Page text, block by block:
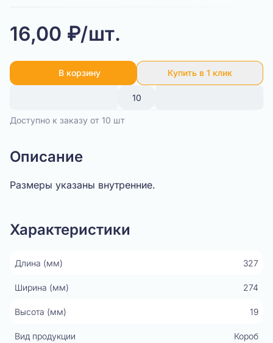
16,00 ₽/шт.
В корзину Купить в 1 клик
Доступно к заказу от 10 шт
Описание
Размеры указаны внутренние.
Характеристики
Длина (мм) 327
Ширина (мм) 274
Высота (мм) 19
Вид продукции Короб